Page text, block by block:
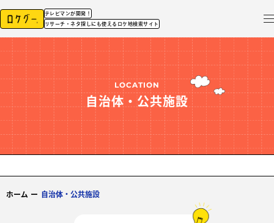
テレビマンが開発！
リサーチ・ネタ探しにも使えるロケ地検索サイト
LOCATION
自治体・公共施設
ホーム ー 自治体・公共施設